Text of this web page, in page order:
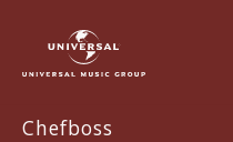
Chefboss